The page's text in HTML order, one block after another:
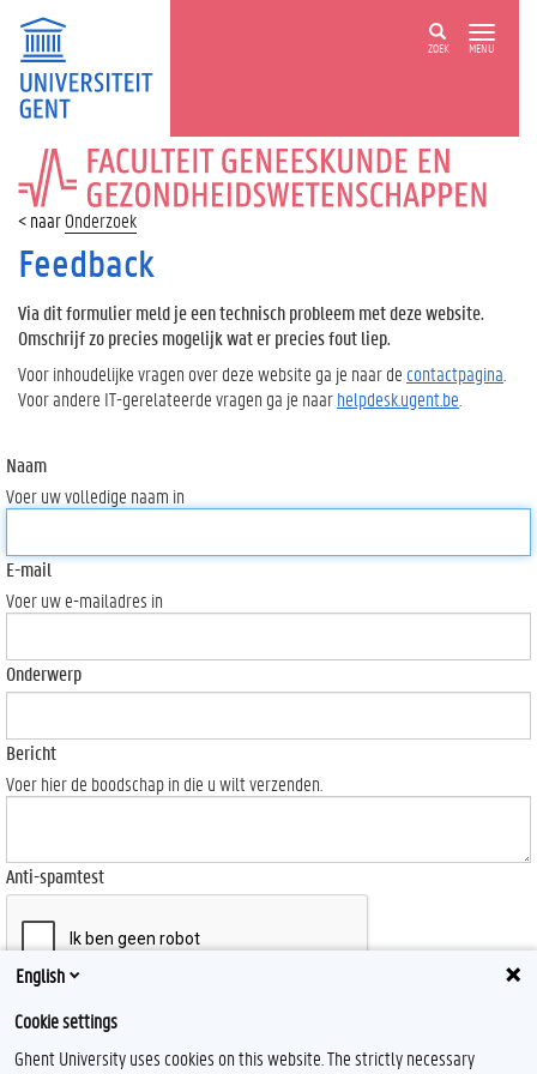
ZOEK MENU
FACULTEIT
GENEESKUNDE
EN
GEZONDHEIDSWETENSCHAPPEN
Onderzoek
Feedback
Via dit formulier meld je een technisch probleem met deze website.
Omschrijf zo precies mogelijk wat er precies fout liep.
Voor inhoudelijke vragen over deze website ga je naar de contactpagina
Voor andere IT-gerelateerde vragen ga je naarhelpdesk.ugent.be
Naam
Voer uw volledige naam in
E-mail
Voer uw e-mailadres in
Onderwerp
Bericht
Voer hier de boodschap in die u wilt verzenden.
Anti-spamtest
Send
English
Cookie settings
Ghent University uses cookies on this website. The strictly necessary